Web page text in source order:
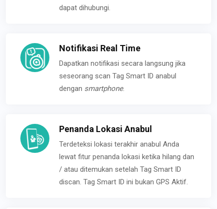
dapat dihubungi.
Notifikasi Real Time
Dapatkan notifikasi secara langsung jika
seseorang scan Tag Smart ID anabul
dengan smartphone.
Penanda Lokasi Anabul
Terdeteksi lokasi terakhir anabul Anda
lewat fitur penanda lokasi ketika hilang dan
/ atau ditemukan setelah Tag Smart ID
discan. Tag Smart ID ini bukan GPS Aktif.